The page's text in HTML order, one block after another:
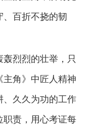
百折不挠的韧
烈烈的壮举，只
角》中匠人精神
、久久为功的工作
职责，用心考证每